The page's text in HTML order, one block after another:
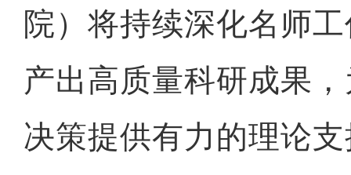
院）将持续深化名师
产出高质量科研成果
决策提供有力的理论